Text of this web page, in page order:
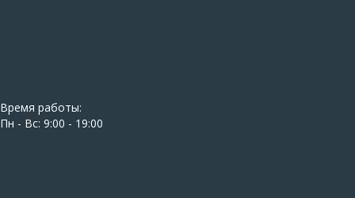
Время работы:
Пн - Вс: 9:00 - 19:00